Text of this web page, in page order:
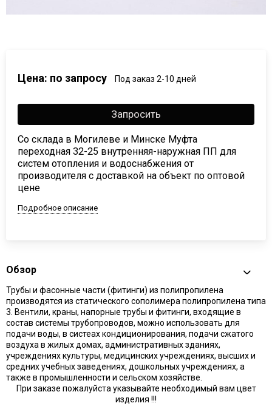
Цена: по запросу Под заказ 2-10 дней
Запросить
Со склада в Могилеве и Минске Муфта
переходная 32-25 внутренняя-наружная ПП для
систем отопления и водоснабжения от
производителя с доставкой на объект по оптовой
цене
Подробное описание
Обзор
Трубы и фасонные части (фитинги) из полипропилена
производятся из статического сополимера полипропилена типа
3. Вентили, краны, напорные трубы и фитинги, входящие в
состав системы трубопроводов, можно использовать для
подачи воды, в систеах кондиционирования, подачи сжатого
воздуха в жилых домах, административных зданиях,
учреждениях культуры, медицинских учреждениях, высших и
средних учебных заведениях, дошкольных учреждениях, а
также в промышленности и сельском хозяйстве.
При заказе пожалуйста указывайте необходимый вам цвет
изделия !!!